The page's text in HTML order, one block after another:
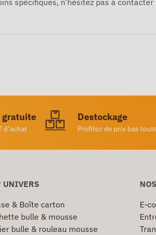
spécifiques, n’hésitez pas à contacter
gratuite
d’achat
Destockage
Profitez de prix bas
UNIVERS
& Boîte carton
bulle & mousse
bulle & rouleau mousse
E-